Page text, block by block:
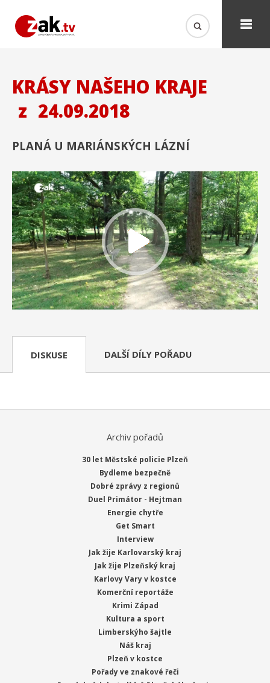
KRÁSY NAŠEHO KRAJE
z 24.09.2018
PLANÁ U MARIÁNSKÝCH LÁZNÍ
DISKUSE DALŠÍ DÍLY POŘADU
Archiv pořadů
30 let Městské policie Plzeň
Bydleme bezpečně
Dobré zprávy z regionů
Duel Primátor - Hejtman
Energie chytře
Get Smart
Interview
Jak žije Karlovarský kraj
Jak žije Plzeňský kraj
Karlovy Vary v kostce
Komerční reportáže
Krimi Západ
Kultura a sport
Limberskýho šajtle
Náš kraj
Plzeň v kostce
Pořady ve znakové řeči